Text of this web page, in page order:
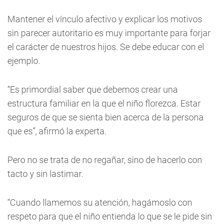
Mantener el vínculo afectivo y explicar los motivos
sin parecer autoritario es muy importante para forjar
el carácter de nuestros hijos. Se debe educar con el
ejemplo.
“Es primordial saber que debemos crear una
estructura familiar en la que el niño florezca. Estar
seguros de que se sienta bien acerca de la persona
que es”, afirmó la experta.
Pero no se trata de no regañar, sino de hacerlo con
tacto y sin lastimar.
“Cuando llamemos su atención, hagámoslo con
respeto para que el niño entienda lo que se le pide sin